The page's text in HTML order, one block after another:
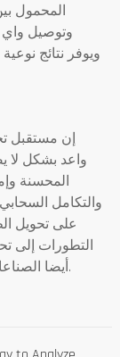
المحمول
وتوصيل واي
إن مستقبل
المحسنة
والتكامل
على تحويل
التطورات إلى
أيضا الصناعات على تحقيق أهداف الاستدامة وتعزيز الإنتاجية.